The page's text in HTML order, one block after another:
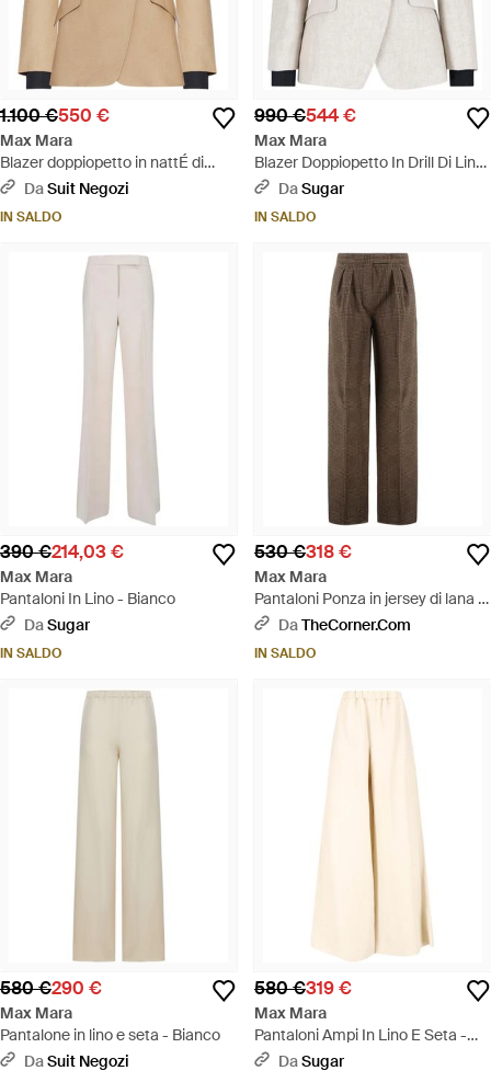
1.100 €550 €
Max Mara
Blazer doppiopetto in nattÉ di
puro lino - Neutro
DaSuit Negozi
IN SALDO
990 €544 €
Max Mara
Blazer Doppiopetto In Drill Di Lino
- Bianco
DaSugar
IN SALDO
390 €214,03 €
Max Mara
Pantaloni In Lino - Bianco
DaSugar
IN SALDO
530 €318 €
Max Mara
Pantaloni Ponza in jersey di lana e
cotone - Marrone
DaTheCorner.com
IN SALDO
580 €290 €
Max Mara
Pantalone in lino e seta - Bianco
DaSuit Negozi
580 €319 €
Max Mara
Pantaloni Ampi In Lino E Seta -
Neutro
DaSugar